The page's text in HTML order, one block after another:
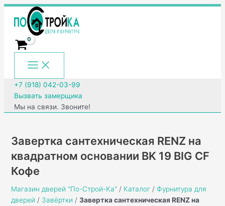
Перейти
содержимому
Main
Menu
+7 (918) 042-03-99
Вызвать замерщика
Мы на связи. Звоните!
Завертка сантехническая RENZ на
квадратном основании BK 19 BIG CF
Кофе
Магазин дверей "По-Строй-Ка"/ Каталог/ Фурнитура для
дверей / Завёртки / Завертка сантехническая RENZ на
Количество
товара
Завертка
сантехническая
RENZ
квадратном
основании
BK
19
BIG
Кофе